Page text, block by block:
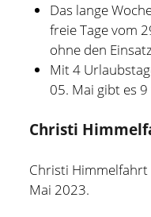
Das lange
freie Tage vom
ohne den
Mit 4
05. Mai gibt es 9
Christi
Christi
Mai 2023.